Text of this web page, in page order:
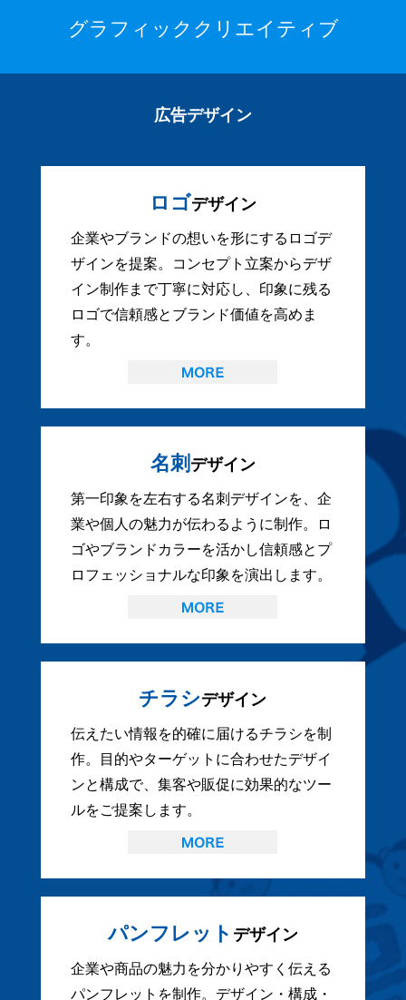
グラフィッククリエイティブ
広告デザイン
ロゴデザイン
企業やブランドの想いを形にするロゴデ
ザインを提案。コンセプト立案からデザ
イン制作まで丁寧に対応し、印象に残る
ロゴで信頼感とブランド価値を高めま
す。
名刺 デザイン
第一印象を左右する名刺デザインを、企
業や個人の魅力が伝わるように制作。ロ
ゴやブランドカラーを活かし信頼感とプ
ロフェッショナルな印象を演出します。
チラシデザイン
伝えたい情報を的確に届けるチラシを制
作。目的やターゲットに合わせたデザイ
ンと構成で、集客や販促に効果的なツー
ルをご提案します。
パンフレット デザイン
企業や商品の魅力を分かりやすく伝える
パンフレットを制作。デザイン・構成・